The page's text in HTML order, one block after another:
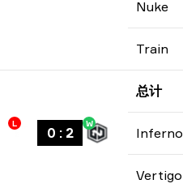
Nuke
Train
L
0 : 2
W
总计
Inferno
Vertigo